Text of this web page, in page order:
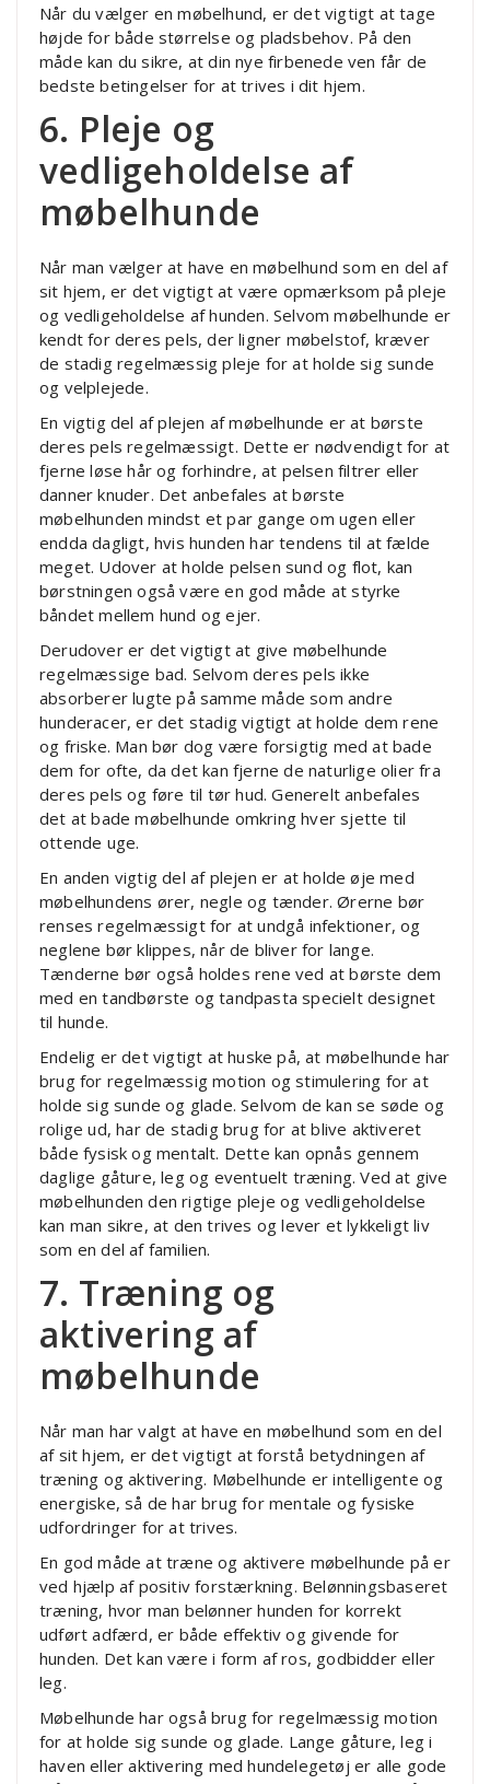
Når du vælger en møbelhund, er det vigtigt at tage
højde for både størrelse og pladsbehov. På den
måde kan du sikre, at din nye firbenede ven får de
bedste betingelser for at trives i dit hjem.
6. Pleje og
vedligeholdelse af
møbelhunde
Når man vælger at have en møbelhund som en del af
sit hjem, er det vigtigt at være opmærksom på pleje
og vedligeholdelse af hunden. Selvom møbelhunde er
kendt for deres pels, der ligner møbelstof, kræver
de stadig regelmæssig pleje for at holde sig sunde
og velplejede.
En vigtig del af plejen af møbelhunde er at børste
deres pels regelmæssigt. Dette er nødvendigt for at
fjerne løse hår og forhindre, at pelsen filtrer eller
danner knuder. Det anbefales at børste
møbelhunden mindst et par gange om ugen eller
endda dagligt, hvis hunden har tendens til at fælde
meget. Udover at holde pelsen sund og flot, kan
børstningen også være en god måde at styrke
båndet mellem hund og ejer.
Derudover er det vigtigt at give møbelhunde
regelmæssige bad. Selvom deres pels ikke
absorberer lugte på samme måde som andre
hunderacer, er det stadig vigtigt at holde dem rene
og friske. Man bør dog være forsigtig med at bade
dem for ofte, da det kan fjerne de naturlige olier fra
deres pels og føre til tør hud. Generelt anbefales
det at bade møbelhunde omkring hver sjette til
ottende uge.
En anden vigtig del af plejen er at holde øje med
møbelhundens ører, negle og tænder. Ørerne bør
renses regelmæssigt for at undgå infektioner, og
neglene bør klippes, når de bliver for lange.
Tænderne bør også holdes rene ved at børste dem
med en tandbørste og tandpasta specielt designet
til hunde.
Endelig er det vigtigt at huske på, at møbelhunde har
brug for regelmæssig motion og stimulering for at
holde sig sunde og glade. Selvom de kan se søde og
rolige ud, har de stadig brug for at blive aktiveret
både fysisk og mentalt. Dette kan opnås gennem
daglige gåture, leg og eventuelt træning. Ved at give
møbelhunden den rigtige pleje og vedligeholdelse
kan man sikre, at den trives og lever et lykkeligt liv
som en del af familien.
7. Træning og
aktivering af
møbelhunde
Når man har valgt at have en møbelhund som en del
af sit hjem, er det vigtigt at forstå betydningen af
træning og aktivering. Møbelhunde er intelligente og
energiske, så de har brug for mentale og fysiske
udfordringer for at trives.
En god måde at træne og aktivere møbelhunde på er
ved hjælp af positiv forstærkning. Belønningsbaseret
træning, hvor man belønner hunden for korrekt
udført adfærd, er både effektiv og givende for
hunden. Det kan være i form af ros, godbidder eller
leg.
Møbelhunde har også brug for regelmæssig motion
for at holde sig sunde og glade. Lange gåture, leg i
haven eller aktivering med hundelegetøj er alle gode